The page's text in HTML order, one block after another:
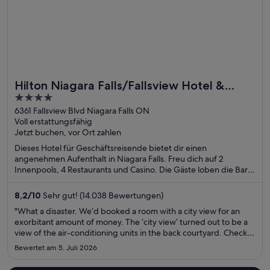
Hilton Niagara Falls/Fallsview Hotel &
Suites
4
out
of
5
6361 Fallsview Blvd Niagara Falls ON
Voll erstattungsfähig
Jetzt buchen, vor Ort zahlen
Dieses Hotel für Geschäftsreisende bietet dir einen
angenehmen Aufenthalt in Niagara Falls. Freu dich auf 2
Innenpools, 4 Restaurants und Casino. Die Gäste loben die Bar
beliebte Sehenswürdigkeiten – Fallsview Casino und Horseshoe
Falls – befinden sich in der Nähe.
8,2/10 Sehr gut! (14.038 Bewertungen)
"What a disaster. We’d booked a room with a city view for an
exorbitant amount of money. The ‘city view’ turned out to be a
view of the air-conditioning units in the back courtyard. Check-
in took 45 minutes because a single, frail little man was trying to
Bewertet am 5. Juli 2026